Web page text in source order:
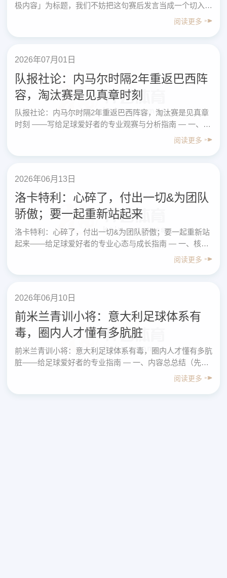
极内容」为标题，我们不妨把这句赛后发言当成一个切入
口，写给足球爱好者的“专业指南”：如何像职业球员和教练
阅读更多
2026年07月01日
队报社论：内马尔时隔2年重返巴西阵
容，淘汰赛是见真章时刻
队报社论：内马尔时隔2年重返巴西阵容，淘汰赛是见真章
时刻 ——写给足球爱好者的专业观赛与分析指南 — 一、核
心内容先看结论（总结版） 1. 队报社论的核心观点 ……
阅读更多
2026年06月13日
洛卡特利：心碎了，付出一切&为团队
骄傲；要一起重新站起来
洛卡特利：心碎了，付出一切&为团队骄傲；要一起重新站
起来——给足球爱好者的专业心态与成长指南 — 一、核心
总结（先给结论） 围绕“洛卡特利：心碎了，付出一……
阅读更多
2026年06月10日
前米兰青训小将：意大利足球体系有
毒，圈内人才懂有多肮脏
前米兰青训小将：意大利足球体系有毒，圈内人才懂有多肮
脏——给足球爱好者的专业指南 — 一、内容总总结（先给
结论） 围绕“前米兰青训小将：意大利足球体系有毒，
阅读更多